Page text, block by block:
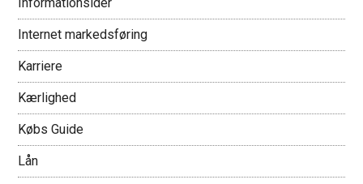
Internet markedsføring
Karriere
Kærlighed
Købs Guide
Lån